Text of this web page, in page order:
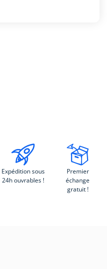
Expédition sous
24h ouvrables !
Premier
échange
gratuit !